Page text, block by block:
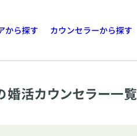
から探す カウンセラーから探す
婚活カウンセラー一覧